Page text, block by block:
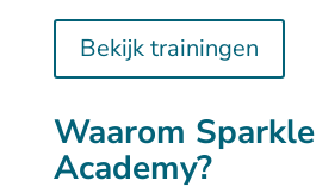
Bekijk trainingen
Waarom Sparkle
Academy?